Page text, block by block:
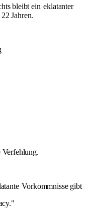
bleibt ein eklatanter
Jahren.
Verfehlung.
Vorkommnisse gibt